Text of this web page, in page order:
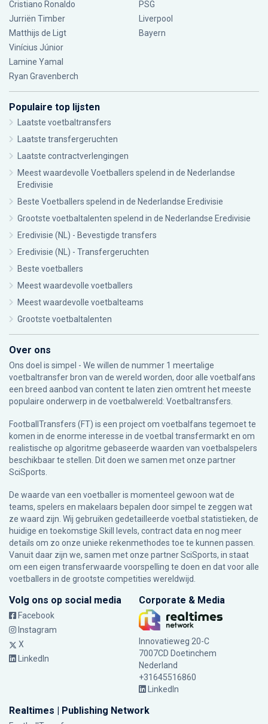
Cristiano Ronaldo
Jurriën Timber
Matthijs de Ligt
Vinícius Júnior
Lamine Yamal
Ryan Gravenberch
PSG
Liverpool
Bayern
Populaire top lijsten
Laatste voetbaltransfers
Laatste transfergeruchten
Laatste contractverlengingen
Meest waardevolle Voetballers spelend in de Nederlandse
Eredivisie
Beste Voetballers spelend in de Nederlandse Eredivisie
Grootste voetbaltalenten spelend in de Nederlandse Eredivisie
Eredivisie (NL) - Bevestigde transfers
Eredivisie (NL) - Transfergeruchten
Beste voetballers
Meest waardevolle voetballers
Meest waardevolle voetbalteams
Grootste voetbaltalenten
Over ons
Ons doel is simpel - We willen de nummer 1 meertalige
voetbaltransfer bron van de wereld worden, door alle voetbalfans
een breed aanbod van content te laten zien omtrent het meeste
populaire onderwerp in de voetbalwereld: Voetbaltransfers.
FootballTransfers (FT) is een project om voetbalfans tegemoet te
komen in de enorme interesse in de voetbal transfermarkt en om
realistische op algoritme gebaseerde waarden van voetbalspelers
beschikbaar te stellen. Dit doen we samen met onze partner
SciSports
De waarde van een voetballer is momenteel gewoon wat de
teams, spelers en makelaars bepalen door simpel te zeggen wat
ze waard zijn. Wij gebruiken gedetailleerde voetbal statistieken, de
huidige en toekomstige Skill levels, contract data en nog meer
details om zo onze unieke rekenmethodes toe te kunnen passen.
Vanuit daar zijn we, samen met onze partner SciSports, in staat
om een eigen transferwaarde voorspelling te doen en dat voor alle
voetballers in de grootste competities wereldwijd.
Volg ons op social media
Facebook
Instagram
X
LinkedIn
Corporate & Media
Innovatieweg 20-C
7007CD Doetinchem
Nederland
+31645516860
LinkedIn
Realtimes | Publishing Network